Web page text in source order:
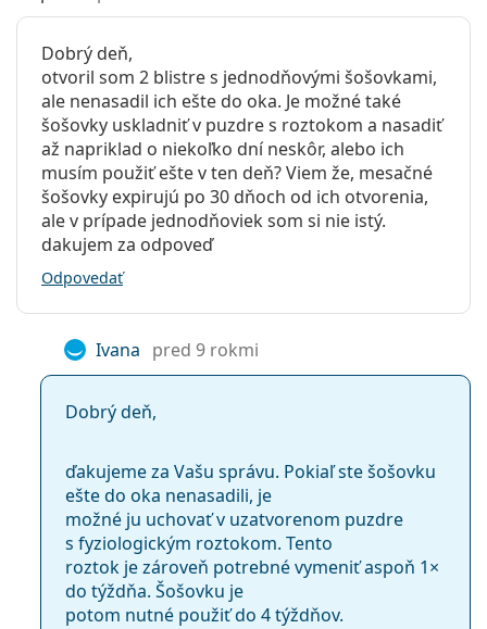
Dobrý deň,
otvoril som 2 blistre s jednodňovými šošovkami,
ale nenasadil ich ešte do oka. Je možné také
šošovky uskladniť v puzdre s roztokom a nasadiť
až napriklad o niekoľko dní neskôr, alebo ich
musím použiť ešte v ten deň? Viem že, mesačné
šošovky expirujú po 30 dňoch od ich otvorenia,
ale v prípade jednodňoviek som si nie istý.
dakujem za odpoveď
Odpovedať
Ivana pred 9 rokmi
Dobrý deň,
ďakujeme za Vašu správu. Pokiaľ ste šošovku
ešte do oka nenasadili, je
možné ju uchovať v uzatvorenom puzdre
s fyziologickým roztokom. Tento
roztok je zároveň potrebné vymeniť aspoň 1×
do týždňa. Šošovku je
potom nutné použiť do 4 týždňov.